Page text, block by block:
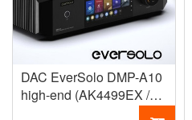
DAC EverSolo DMP-A10
high-end (AK4499EX /